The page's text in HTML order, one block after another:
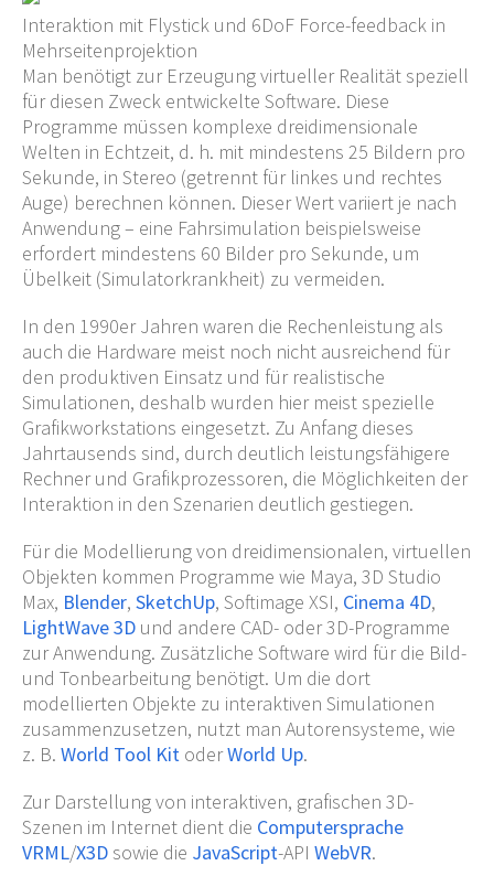
Interaktion mit Flystick und 6DoF Force-feedback in
Mehrseitenprojektion
Man benötigt zur Erzeugung virtueller Realität speziell
für diesen Zweck entwickelte Software. Diese
Programme müssen komplexe dreidimensionale
Welten in Echtzeit, d. h. mit mindestens 25 Bildern pro
Sekunde, in Stereo (getrennt für linkes und rechtes
Auge) berechnen können. Dieser Wert variiert je nach
Anwendung – eine Fahrsimulation beispielsweise
erfordert mindestens 60 Bilder pro Sekunde, um
Übelkeit (Simulatorkrankheit) zu vermeiden.
In den 1990er Jahren waren die Rechenleistung als
auch die Hardware meist noch nicht ausreichend für
den produktiven Einsatz und für realistische
Simulationen, deshalb wurden hier meist spezielle
Grafikworkstations eingesetzt. Zu Anfang dieses
Jahrtausends sind, durch deutlich leistungsfähigere
Rechner und Grafikprozessoren, die Möglichkeiten der
Interaktion in den Szenarien deutlich gestiegen.
Für die Modellierung von dreidimensionalen, virtuellen
Objekten kommen Programme wie Maya, 3D Studio
Max, Blender, SketchUp, Softimage XSI, Cinema 4D,
LightWave 3D und andere CAD- oder 3D-Programme
zur Anwendung. Zusätzliche Software wird für die Bild-
und Tonbearbeitung benötigt. Um die dort
modellierten Objekte zu interaktiven Simulationen
zusammenzusetzen, nutzt man Autorensysteme, wie
z. B. World Tool Kit oderWorld Up.
Zur Darstellung von interaktiven, grafischen 3D-
Szenen im Internet dient die Computersprache
VRML/X3D sowie die JavaScript-API WebVR.